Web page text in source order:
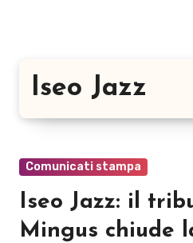
Iseo Jazz
Comunicati stampa
Iseo Jazz: il
Mingus chiude